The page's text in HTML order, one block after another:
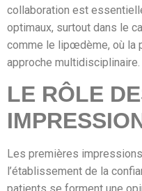
collaboration est
optimaux, surtout dans le
comme le lipœdème, où la
approche multidisciplinaire.
LE RÔLE
Les premières
l’établissement de la